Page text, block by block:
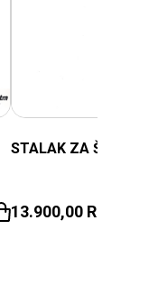
STALAK ZA ŠIPKE –
13.900,00 RSD